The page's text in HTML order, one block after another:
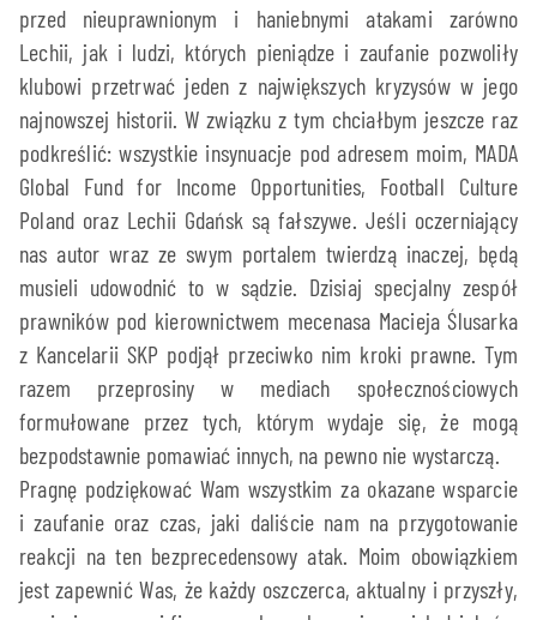
przed nieuprawnionym i haniebnymi atakami zarówno
Lechii, jak i ludzi, których pieniądze i zaufanie pozwoliły
klubowi przetrwać jeden z największych kryzysów w jego
najnowszej historii. W związku z tym chciałbym jeszcze raz
podkreślić: wszystkie insynuacje pod adresem moim, MADA
Global Fund for Income Opportunities, Football Culture
Poland oraz Lechii Gdańsk są fałszywe. Jeśli oczerniający
nas autor wraz ze swym portalem twierdzą inaczej, będą
musieli udowodnić to w sądzie. Dzisiaj specjalny zespół
prawników pod kierownictwem mecenasa Macieja Ślusarka
z Kancelarii SKP podjął przeciwko nim kroki prawne. Tym
razem przeprosiny w mediach społecznościowych
formułowane przez tych, którym wydaje się, że mogą
bezpodstawnie pomawiać innych, na pewno nie wystarczą.
Pragnę podziękować Wam wszystkim za okazane wsparcie
i zaufanie oraz czas, jaki daliście nam na przygotowanie
reakcji na ten bezprecedensowy atak. Moim obowiązkiem
jest zapewnić Was, że każdy oszczerca, aktualny i przyszły,